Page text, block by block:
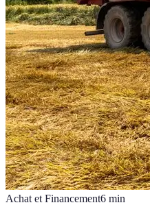
Achat et Financement6 min